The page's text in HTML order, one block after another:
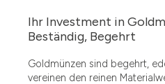
Ihr Investment in
Beständig, Begehrt
Goldmünzen sind begehrt,
vereinen den reinen